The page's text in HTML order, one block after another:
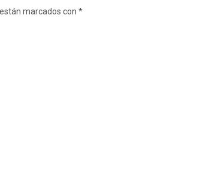
marcados con *